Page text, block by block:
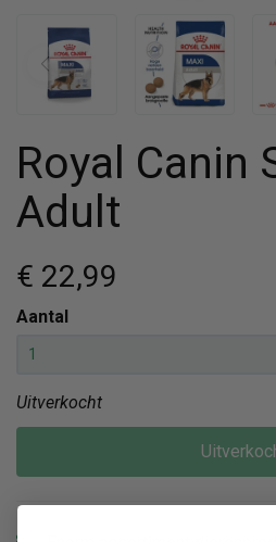
Royal Canin
Adult
€ 22,99
Aantal
Uitverkocht